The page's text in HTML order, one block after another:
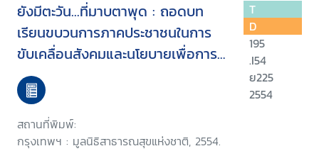
ยังมีตะวัน...ที่มาบตาพุด : ถอดบท
เรียนขบวนการภาคประชาชนในการ
ขับเคลื่อนสังคมและนโยบายเพื่อการ
แก้ปัญหาผลกระทบจากนโยบาย
สาธารณะอย่างยั่งยืน กรณี เครือ
ข่ายประชาชนภาคตะวันออก
สถานที่พิมพ์:
กรุงเทพฯ : มูลนิธิสาธารณสุขแห่งชาติ, 2554.
T
D
195
.I54
ย225
2554